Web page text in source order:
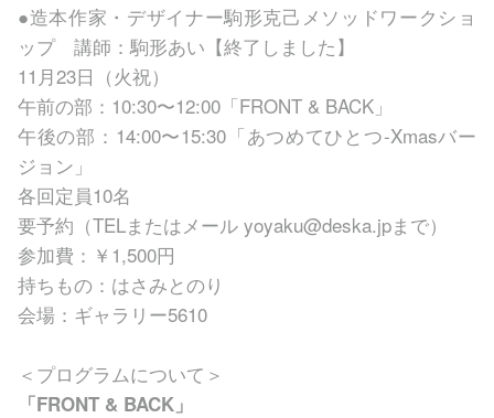
●造本作家・デザイナー駒形克己メソッドワークショ
ップ 講師：駒形あい【終了しました】
11月23日（火祝）
午前の部：10:30〜12:00「FRONT & BACK」
午後の部：14:00〜15:30「あつめてひとつ-Xmasバー
ジョン」
各回定員10名
要予約（TELまたはメール yoyaku@deska.jpまで）
参加費：￥1,500円
持ちもの：はさみとのり
会場：ギャラリー5610
＜プログラムについて＞
「FRONT & BACK」